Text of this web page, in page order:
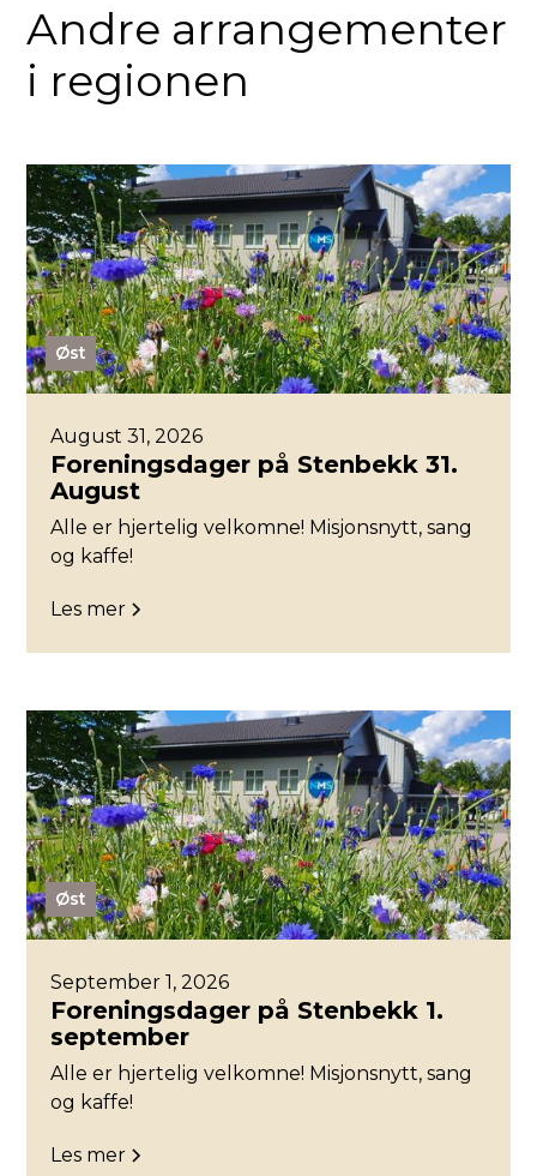
Andre arrangementer
i regionen
Øst
August 31, 2026
Foreningsdager på Stenbekk 31.
August
Alle er hjertelig velkomne! Misjonsnytt, sang
og kaffe!
Les mer
Øst
September 1, 2026
Foreningsdager på Stenbekk 1.
september
Alle er hjertelig velkomne! Misjonsnytt, sang
og kaffe!
Les mer